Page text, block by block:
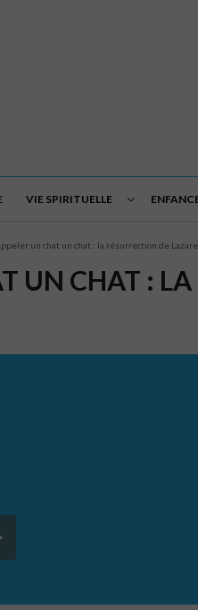
VIE SPIRITUELLE
un chat un chat : la résurrection de Lazare
UN CHAT :